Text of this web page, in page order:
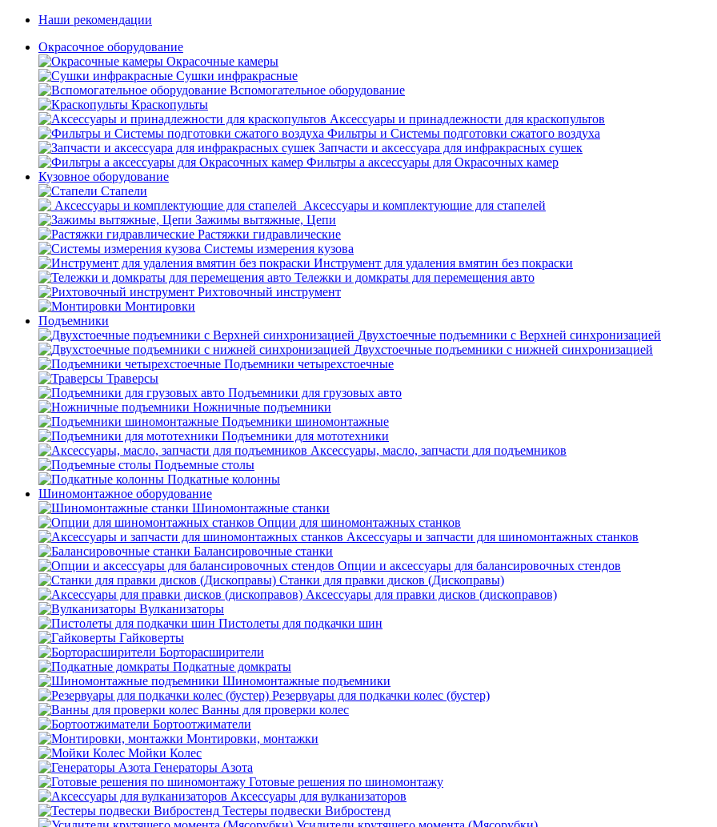
Наши рекомендации
Окрасочное оборудование
Окрасочные камеры
Сушки инфракрасные
Вспомогательное оборудование
Краскопульты
Аксессуары и принадлежности для краскопультов
Фильтры и Системы подготовки сжатого воздуха
Запчасти и аксессуара для инфракрасных сушек
Фильтры а аксессуары для Окрасочных камер
Кузовное оборудование
Стапели
Аксессуары и комплектующие для стапелей
Зажимы вытяжные, Цепи
Растяжки гидравлические
Системы измерения кузова
Инструмент для удаления вмятин без покраски
Тележки и домкраты для перемещения авто
Рихтовочный инструмент
Монтировки
Подъемники
Двухстоечные подъемники с Верхней синхронизацией
Двухстоечные подъемники с нижней синхронизацией
Подъемники четырехстоечные
Траверсы
Подъемники для грузовых авто
Ножничные подъемники
Подъемники шиномонтажные
Подъемники для мототехники
Аксессуары, масло, запчасти для подъемников
Подъемные столы
Подкатные колонны
Шиномонтажное оборудование
Шиномонтажные станки
Опции для шиномонтажных станков
Аксессуары и запчасти для шиномонтажных станков
Балансировочные станки
Опции и аксессуары для балансировочных стендов
Станки для правки дисков (Дископравы)
Аксессуары для правки дисков (дископравов)
Вулканизаторы
Пистолеты для подкачки шин
Гайковерты
Борторасширители
Подкатные домкраты
Шиномонтажные подъемники
Резервуары для подкачки колес (бустер)
Ванны для проверки колес
Бортоотжиматели
Монтировки, монтажки
Мойки Колес
Генераторы Азота
Готовые решения по шиномонтажу
Аксессуары для вулканизаторов
Тестеры подвески Вибростенд